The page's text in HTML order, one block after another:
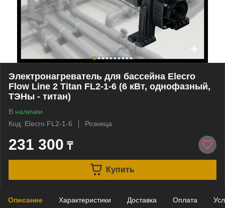
Электронагреватель для бассейна Elecro
Flow Line 2 Titan FL2-1-6 (6 кВт, однофазный,
ТЭНы - титан)
В наличии
Код: Elecro FL2-1-6
Розница
231 300 ₸
Купить
Описание Характеристики Доставка Оплата